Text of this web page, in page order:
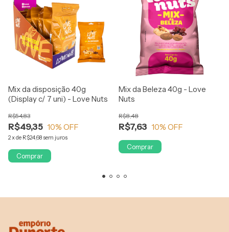
Mix da disposição 40g
(Display c/ 7 uni) - Love Nuts
R$49,35
R$54,83
10% OFF
2xde R$24,68 sem juros
Comprar
Mix da Beleza 40g - Love
Nuts
R$7,63
R$8,48
10% OFF
Comprar